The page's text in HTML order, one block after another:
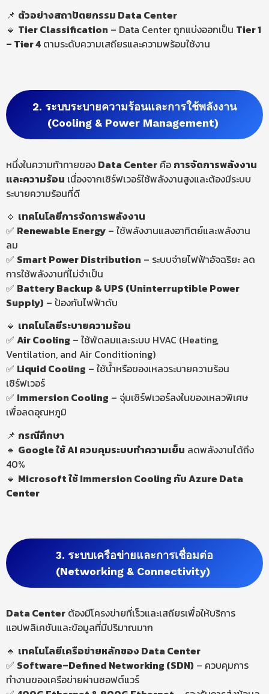
📌 ตัวอย่างสถาปัตยกรรม Data Center
🔹 TierClassification – Data Center ถูกแบ่งออกเป็น Tier 1
– Tier 4 ตามระดับความเสถียรและความพร้อมใช้งาน
2. ระบบระบายความร้อนและการใช้พลังงาน
(Cooling & Power Management)
หนึ่งในความท้าทายของ Data Center คือ การจัดการพลังงาน
และความร้อน เนื่องจากเซิร์ฟเวอร์ใช้พลังงานสูงและต้องมีระบบ
ระบายความร้อนที่ดี
🔹 เทคโนโลยีการจัดการพลังงาน
✅ Renewable Energy – ใช้พลังงานแสงอาทิตย์และพลังงาน
ลม
✅ Smart Power Distribution – ระบบจ่ายไฟฟ้าอัจฉริยะ ลด
การใช้พลังงานที่ไม่จำเป็น
✅ BatteryBackup & UPS (Uninterruptible Power
Supply) – ป้องกันไฟฟ้าดับ
🔹 เทคโนโลยีระบายความร้อน
✅ Air Cooling – ใช้พัดลมและระบบ HVAC (Heating,
Ventilation, and Air Conditioning)
✅ Liquid Cooling – ใช้น้ำหรือของเหลวระบายความร้อน
เซิร์ฟเวอร์
✅ Immersion Cooling – จุ่มเซิร์ฟเวอร์ลงในของเหลวพิเศษ
เพื่อลดอุณหภูมิ
📌 กรณีศึกษา
🔹 Google ใช้ AI ควบคุมระบบทำความเย็น ลดพลังงานได้ถึง
40%
🔹 Microsoft ใช้ Immersion Cooling กับ Azure Data
Center
3. ระบบเครือข่ายและการเชื่อมต่อ
(Networking & Connectivity)
Data Center ต้องมีโครงข่ายที่เร็วและเสถียรเพื่อให้บริการ
แอปพลิเคชันและข้อมูลที่มีปริมาณมาก
🔹 เทคโนโลยีเครือข่ายหลักของ Data Center
✅ Software–Defined Networking (SDN) – ควบคุมการ
ทำงานของเครือข่ายผ่านซอฟต์แวร์